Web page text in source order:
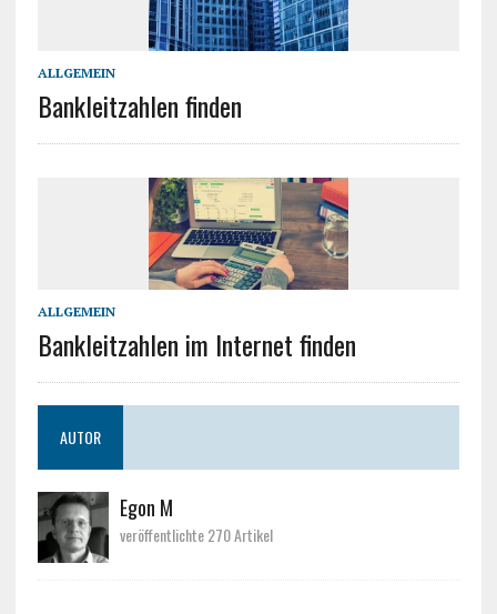
ALLGEMEIN
Bankleitzahlen finden
ALLGEMEIN
Bankleitzahlen im Internet finden
AUTOR
Egon M
veröffentlichte 270 Artikel